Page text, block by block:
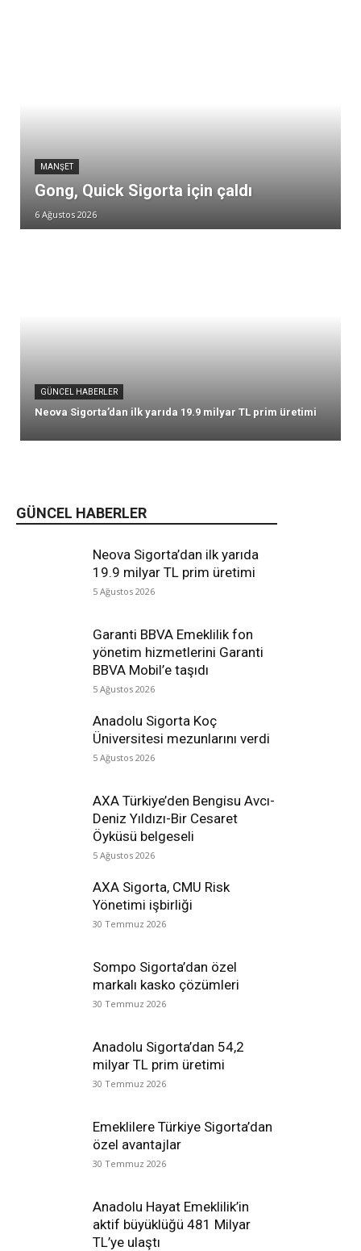
GÜNCEL HABERLER
Neova Sigorta’dan ilk yarıda
19.9 milyar TL prim üretimi
5 Ağustos 2026
Garanti BBVA Emeklilik fon
yönetim hizmetlerini Garanti
BBVA Mobil’e taşıdı
5 Ağustos 2026
Anadolu Sigorta Koç
Üniversitesi mezunlarını verdi
5 Ağustos 2026
AXA Türkiye’den Bengisu Avcı-
Deniz Yıldızı-Bir Cesaret
Öyküsü belgeseli
5 Ağustos 2026
AXA Sigorta, CMU Risk
Yönetimi işbirliği
30 Temmuz 2026
Sompo Sigorta’dan özel
markalı kasko çözümleri
30 Temmuz 2026
Anadolu Sigorta’dan 54,2
milyar TL prim üretimi
30 Temmuz 2026
Emeklilere Türkiye Sigorta’dan
özel avantajlar
30 Temmuz 2026
Anadolu Hayat Emeklilik’in
aktif büyüklüğü 481 Milyar
TL’ye ulaştı
MANŞET
Gong, Quick Sigorta için çaldı
6 Ağustos 2026
GÜNCEL HABERLER
Neova Sigorta’dan ilk yarıda 19.9 milyar TL prim üretimi